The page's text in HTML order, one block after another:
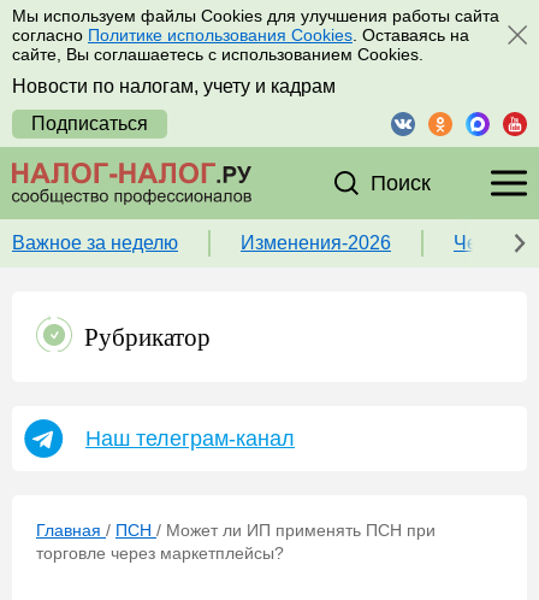
Мы используем файлы Cookies для улучшения работы сайта
согласно Политике использования Cookies . Оставаясь на
сайте, Вы соглашаетесь с использованием Cookies.
Новости по налогам, учету и кадрам
Подписаться
Поиск
Важное за неделю Изменения-2026 Чек-
Рубрикатор
Наш телеграм-канал
Главная / ПСН / Может ли ИП применять ПСН при
торговле через маркетплейсы?